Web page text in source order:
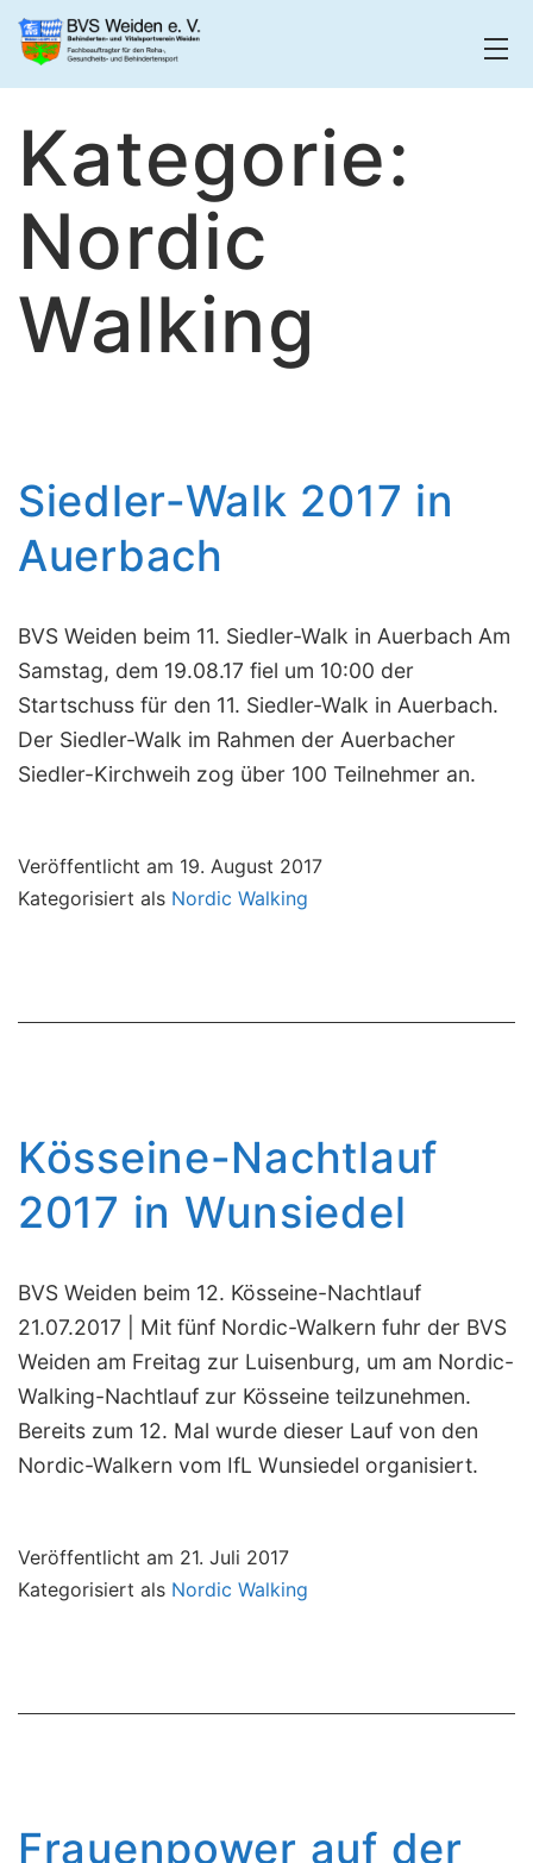
Zum
Inhalt
springen
Weiden
Kategorie:
Nordic
Walking
Siedler-Walk 2017 in
Auerbach
BVS Weiden beim 11. Siedler-Walk in Auerbach Am
Samstag, dem 19.08.17 fiel um 10:00 der
Startschuss für den 11. Siedler-Walk in Auerbach.
Der Siedler-Walk im Rahmen der Auerbacher
Siedler-Kirchweih zog über 100 Teilnehmer an.
Veröffentlicht am 19. August 2017
Kategorisiert als Nordic Walking
Kösseine-Nachtlauf
2017 in Wunsiedel
BVS Weiden beim 12. Kösseine-Nachtlauf
21.07.2017 | Mit fünf Nordic-Walkern fuhr der BVS
Weiden am Freitag zur Luisenburg, um am Nordic-
Walking-Nachtlauf zur Kösseine teilzunehmen.
Bereits zum 12. Mal wurde dieser Lauf von den
Nordic-Walkern vom IfL Wunsiedel organisiert.
Veröffentlicht am 21. Juli 2017
Kategorisiert als Nordic Walking
Frauenpower auf der